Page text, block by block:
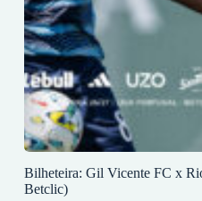
Bilheteira: Gil Vicente FC x
Betclic)